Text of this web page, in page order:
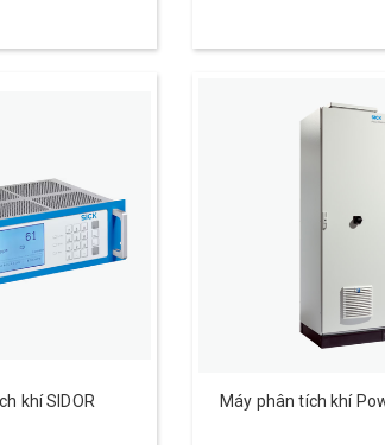
khí SIDOR Máy phân tích khí